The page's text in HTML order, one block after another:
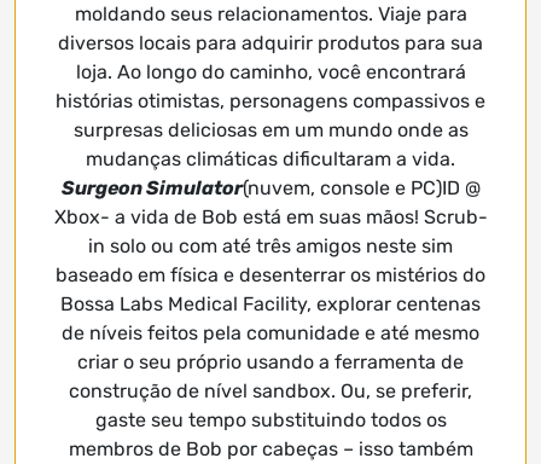
moldando seus relacionamentos. Viaje para
diversos locais para adquirir produtos para sua
loja. Ao longo do caminho, você encontrará
histórias otimistas, personagens compassivos e
surpresas deliciosas em um mundo onde as
mudanças climáticas dificultaram a vida.
Surgeon Simulator(nuvem, console e PC)ID @
Xbox- a vida de Bob está em suas mãos! Scrub-
in solo ou com até três amigos neste sim
baseado em física e desenterrar os mistérios do
Bossa Labs Medical Facility, explorar centenas
de níveis feitos pela comunidade e até mesmo
criar o seu próprio usando a ferramenta de
construção de nível sandbox. Ou, se preferir,
gaste seu tempo substituindo todos os
membros de Bob por cabeças – isso também